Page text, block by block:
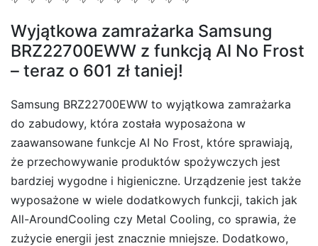
Wyjątkowa zamrażarka Samsung
BRZ22700EWW z funkcją AI No Frost
– teraz o 601 zł taniej!
Samsung BRZ22700EWW to wyjątkowa zamrażarka
do zabudowy, która została wyposażona w
zaawansowane funkcje AI No Frost, które sprawiają,
że przechowywanie produktów spożywczych jest
bardziej wygodne i higieniczne. Urządzenie jest także
wyposażone w wiele dodatkowych funkcji, takich jak
All-AroundCooling czy Metal Cooling, co sprawia, że
zużycie energii jest znacznie mniejsze. Dodatkowo,